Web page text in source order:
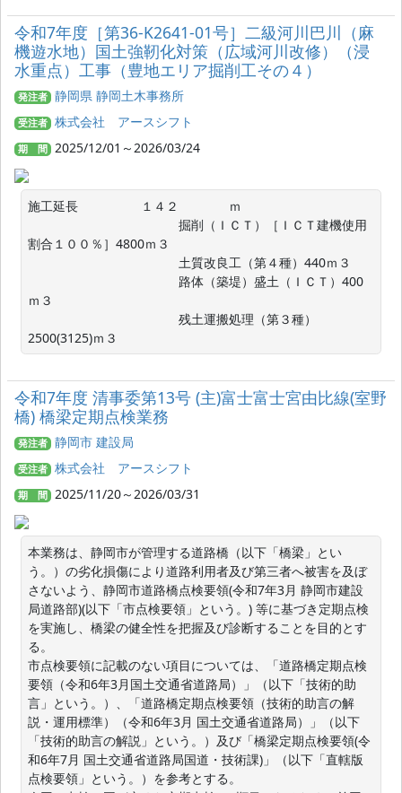
令和7年度［第36-K2641-01号］二級河川巴川（麻
機遊水地）国土強靭化対策（広域河川改修）（浸
水重点）工事（豊地エリア掘削工その４）
発注者 静岡県 静岡土木事務所
受注者 株式会社 アースシフト
期 間 2025/12/01～2026/03/24
施工延長　　　　　１４２　　　　ｍ
掘削（ＩＣＴ）［ＩＣＴ建機使用
割合１００％］4800ｍ３
土質改良工（第４種）440ｍ３
路体（築堤）盛土（ＩＣＴ）400
ｍ３
残土運搬処理（第３種）
2500(3125)ｍ３
令和7年度 清事委第13号 (主)富士富士宮由比線(室野
橋) 橋梁定期点検業務
発注者 静岡市 建設局
受注者 株式会社 アースシフト
期 間 2025/11/20～2026/03/31
本業務は、静岡市が管理する道路橋（以下「橋梁」とい
う。）の劣化損傷により道路利用者及び第三者へ被害を及ぼ
さないよう、静岡市道路橋点検要領(令和7年3月 静岡市建設
局道路部)(以下「市点検要領」という。) 等に基づき定期点検
を実施し、橋梁の健全性を把握及び診断することを目的とす
る。
市点検要領に記載のない項目については、「道路橋定期点検
要領（令和6年3月国土交通省道路局）」（以下「技術的助
言」という。）、「道路橋定期点検要領（技術的助言の解
説・運用標準）（令和6年3月 国土交通省道路局）」（以下
「技術的助言の解説」という。）及び「橋梁定期点検要領(令
和6年7月 国土交通省道路局国道・技術課)」（以下「直轄版
点検要領」という。）を参考とする。